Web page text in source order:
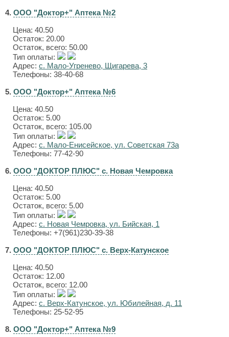
4. ООО "Доктор+" Аптека №2
Цена: 40.50
Остаток: 20.00
Остаток, всего: 50.00
Тип оплаты:
Адрес: с. Мало-Угренево, Щигарева, 3
Телефоны: 38-40-68
5. ООО "Доктор+" Аптека №6
Цена: 40.50
Остаток: 5.00
Остаток, всего: 105.00
Тип оплаты:
Адрес: с. Мало-Енисейское, ул. Советская 73а
Телефоны: 77-42-90
6. ООО "ДОКТОР ПЛЮС" с. Новая Чемровка
Цена: 40.50
Остаток: 5.00
Остаток, всего: 5.00
Тип оплаты:
Адрес: с. Новая Чемровка, ул. Бийская, 1
Телефоны: +7(961)230-39-38
7. ООО "ДОКТОР ПЛЮС" с. Верх-Катунское
Цена: 40.50
Остаток: 12.00
Остаток, всего: 12.00
Тип оплаты:
Адрес: с. Верх-Катунское, ул. Юбилейная, д. 11
Телефоны: 25-52-95
8. ООО "Доктор+" Аптека №9